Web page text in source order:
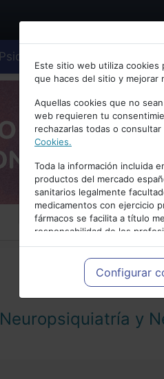
Bienvenid@ a
Escribe tu Email
Accede o regístrate con tu
Psiquiatría
Este sitio web utiliza cookies
que haces del sitio y mejorar
Aquellas cookies que no
web requieren tu
rechazarlas todas o
Cookies.
Toda la información incluida
productos del mercado
sanitarios legalmente
medicamentos con ejercicio
fármacos se facilita a título
responsabilidad de los
medicamentos y decidir, en
adecuado a las necesidades
Configurar
Neuropsiquiatría y